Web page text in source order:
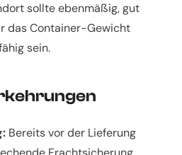
sollte ebenmäßig, gut
das Container-Gewicht
sein.
Bereits vor der Lieferung